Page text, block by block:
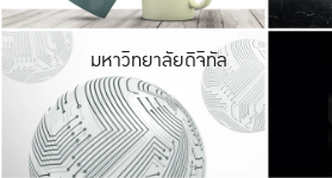
มหาวิทยาลัยดิจิทัล